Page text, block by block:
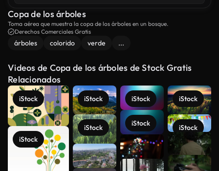
Copa de los árboles
Toma aérea que muestra la copa de los árboles en un bosque.
Derechos Comerciales Gratis
árboles colorido verde ...
Videos de Copa de los árboles de Stock Gratis
Relacionados
iStock
iStock
iStock
iStock
iStock
iStock
iStock
iStock
Ver más